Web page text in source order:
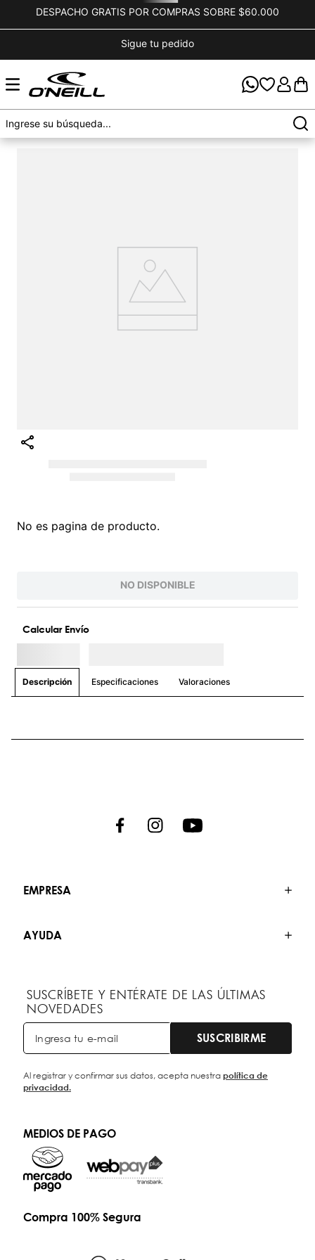
DESPACHO GRATIS POR COMPRAS SOBRE $60.000
Sigue tu pedido
No es pagina de producto.
NO DISPONIBLE
Calcular Envío
Descripción Especificaciones Valoraciones
EMPRESA
AYUDA
SUSCRÍBETE Y ENTÉRATE DE LAS ÚLTIMAS
NOVEDADES
SUSCRIBIRME
Al registrar y confirmar sus datos, acepta nuestrapolítica de
privacidad.
MEDIOS DE PAGO
Compra 100% Segura